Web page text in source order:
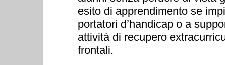
esito di apprendimento se
portatori d’handicap o a
attività di recupero
frontali.